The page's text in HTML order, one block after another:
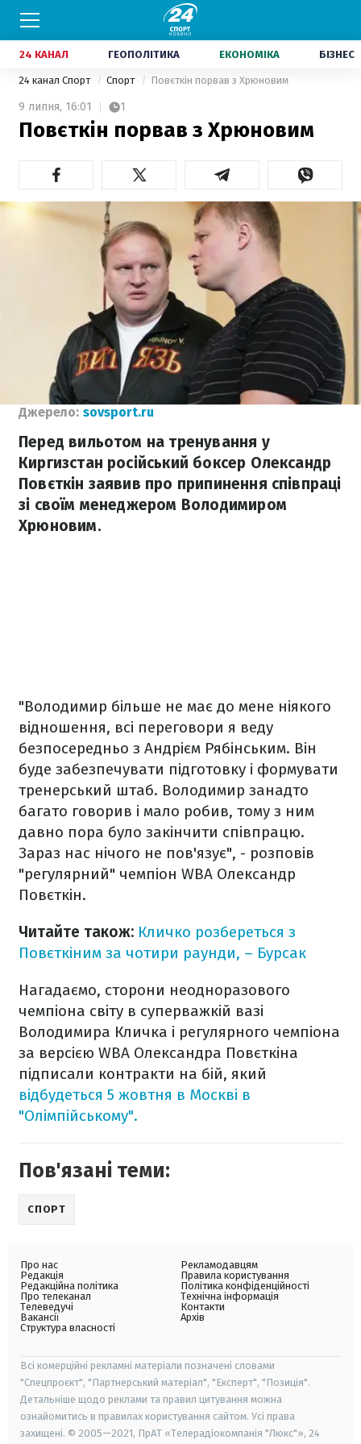
24 КАНАЛ ГЕОПОЛІТИКА ЕКОНОМІКА БІЗНЕС
24 канал Спорт Спорт Повєткін порвав з Хрюновим
9 липня, 16:01 1
Повєткін порвав з Хрюновим
Джерело: sovsport.ru
Перед вильотом на тренування у
Киргизстан російський боксер Олександр
Повєткін заявив про припинення співпраці
зі своїм менеджером Володимиром
Хрюновим.
"Володимир більше не має до мене ніякого
відношення, всі переговори я веду
безпосередньо з Андрієм Рябінським. Він
буде забезпечувати підготовку і формувати
тренерський штаб. Володимир занадто
багато говорив і мало робив, тому з ним
давно пора було закінчити співпрацю.
Зараз нас нічого не пов'язує", - розповів
"регулярний" чемпіон WBA Олександр
Повєткін.
Читайте також: Кличко розбереться з
Повєткіним за чотири раунди, – Бурсак
Нагадаємо, сторони неодноразового
чемпіона світу в суперважкій вазі
Володимира Кличка і регулярного чемпіона
за версією WBA Олександра Повєткіна
підписали контракти на бій, який
відбудеться 5 жовтня в Москві в
"Олімпійському".
Пов'язані теми:
СПОРТ
Про нас
Редакція
Редакційна політика
Про телеканал
Телеведучі
Вакансії
Структура власності
Рекламодавцям
Правила користування
Політика конфіденційності
Технічна інформація
Контакти
Архів
Всі комерційні рекламні матеріали позначені словами
"Спецпроєкт", "Партнерський матеріал", "Експерт", "Позиція".
Детальніше щодо реклами та правил цитування можна
ознайомитись в правилах користування сайтом. Усі права
захищені. © 2005—2021, ПрАТ «Телерадіокомпанія "Люкс"», 24